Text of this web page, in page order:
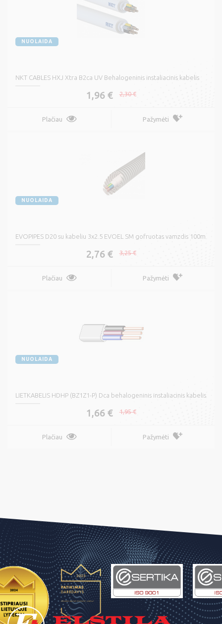
NUOLAIDA
NKT CABLES HXJ Xtra B2ca UV Behalogeninis instaliacinis kabelis
1,96 € 2,30 €
Plačiau Pažymėti
NUOLAIDA
EVOPIPES D20 su kabeliu 3x2.5 EVOEL SM gofruotas vamzdis 100m
2,76 € 3,25 €
Plačiau Pažymėti
NUOLAIDA
LIETKABELIS HDHP (BZ1Z1-P) Dca behalogeninis instaliacinis kabelis
1,66 € 1,95 €
Plačiau Pažymėti